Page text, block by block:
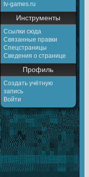
tv-games.ru
Инструменты
Ссылки сюда
Связанные правки
Спецстраницы
Сведения о странице
Профиль
Создать учётную
запись
Войти